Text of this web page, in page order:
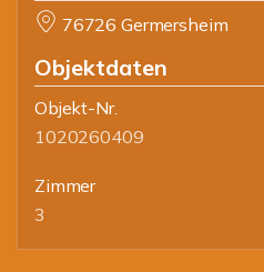
76726 Germersheim
Objektdaten
Objekt-Nr.
1020260409
Zimmer
3